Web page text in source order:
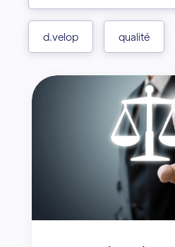
d.velop qualité